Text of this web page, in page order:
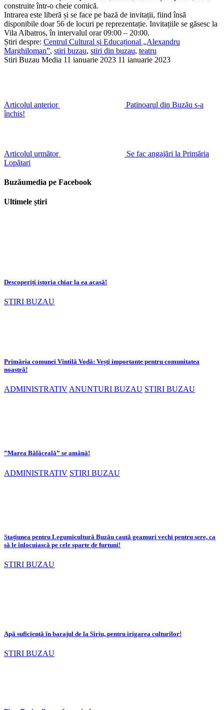
construite într-o cheie comică.
Intrarea este liberă și se face pe bază de invitații, fiind însă
disponibile doar 56 de locuri pe reprezentație. Invitațiile se găsesc la
Vila Albatros, în intervalul orar 09:00 – 20:00.
Știri despre: Centrul Cultural și Educațional „Alexandru
Marghiloman”, stiri buzau, stiri din buzau, teatru
Stiri Buzau Media 11 ianuarie 2023 11 ianuarie 2023
Articolul anterior
Patinoarul din Buzău s-a
închis!
Articolul următor
Se fac angajări la Primăria
Lopătari
Buzăumedia pe Facebook
Ultimele știri
Descoperiți istoria chiar la ea acasă!
STIRI BUZAU
Primăria comunei Vintilă Vodă: Vești importante pentru comunitatea
noastră!
ADMINISTRATIV ANUNTURI BUZAU STIRI BUZAU
”Marea Bălăceală” se amână!
ADMINISTRATIV STIRI BUZAU
Stațiunea pentru Legumicultură Buzău caută geamuri vechi pentru sere, ca
să le înlocuiască pe cele sparte de furtuni!
STIRI BUZAU
Apă suficientă în barajul de la Siriu, pentru irigarea culturilor!
STIRI BUZAU